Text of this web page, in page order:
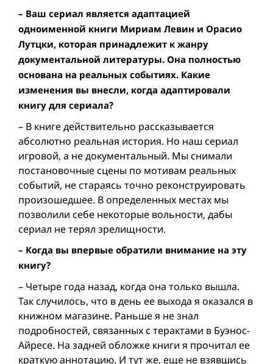
– Ваш сериал является адаптацией
одноименной книги Мириам Левин и Орасио
Лутцки, которая принадлежит к жанру
документальнoй литературы. Она полностью
основана на реальных событиях. Какие
изменения вы внесли, когда адаптировали
книгу для сериала?
– В книге действительно рассказывается
абсолютно реальная история. Но наш сериал
игровой, а не документальный. Мы снимали
постановочные сцены по мотивам реальных
событий, не стараясь точно реконструировать
произошедшее. В определенных местах мы
позволили себе некоторые вольности, дабы
сериал не терял зрелищности.
– Когда вы впервые обратили внимание на эту
книгу?
– Четыре года назад, когда она только вышла.
Так случилось, что в день ее выхода я оказался в
книжном магазине. Раньше я не знал
подробностeй, связанныx с терактами в Буэнос-
Айресе. На задней обложке книги я прочитал ее
краткую аннотацию. И тут же, еще не взявшись